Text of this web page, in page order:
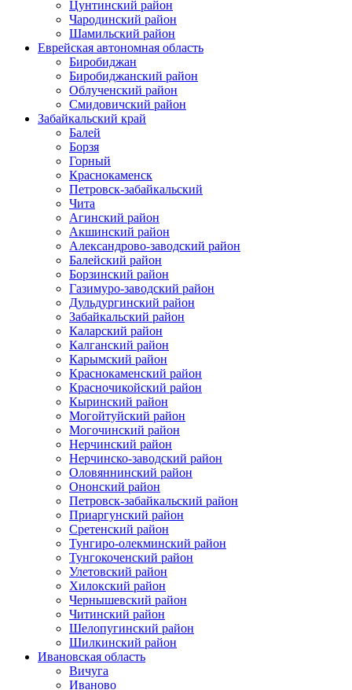
Цунтинский район
Чародинский район
Шамильский район
Еврейская автономная область
Биробиджан
Биробиджанский район
Облученский район
Смидовичский район
Забайкальский край
Балей
Борзя
Горный
Краснокаменск
Петровск-забайкальский
Чита
Агинский район
Акшинский район
Александрово-заводский район
Балейский район
Борзинский район
Газимуро-заводский район
Дульдургинский район
Забайкальский район
Каларский район
Калганский район
Карымский район
Краснокаменский район
Красночикойский район
Кыринский район
Могойтуйский район
Могочинский район
Нерчинский район
Нерчинско-заводский район
Оловяннинский район
Ононский район
Петровск-забайкальский район
Приаргунский район
Сретенский район
Тунгиро-олекминский район
Тунгокоченский район
Улетовский район
Хилокский район
Чернышевский район
Читинский район
Шелопугинский район
Шилкинский район
Ивановская область
Вичуга
Иваново